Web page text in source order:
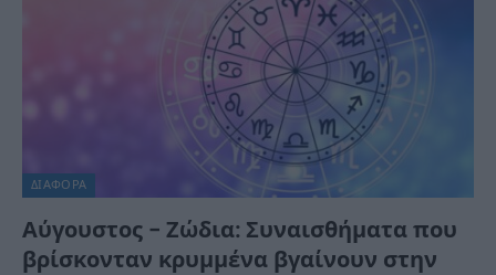
ΔΙΆΦΟΡΑ
Αύγουστος – Ζώδια: Συναισθήματα που
βρίσκονταν κρυμμένα βγαίνουν στην